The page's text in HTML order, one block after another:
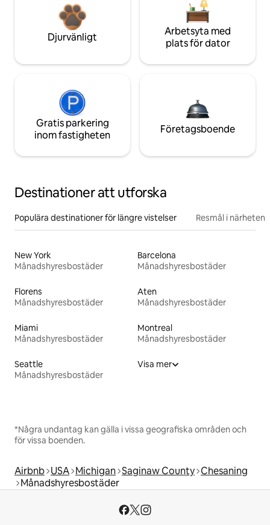
Djurvänligt
Arbetsyta med
plats för dator
Gratis parkering
inom fastigheten
Företagsboende
Destinationer att utforska
Populära destinationer för längre vistelser Resmål i närheten
New York
Månadshyresbostäder
Barcelona
Månadshyresbostäder
Florens
Månadshyresbostäder
Aten
Månadshyresbostäder
Miami
Månadshyresbostäder
Montreal
Månadshyresbostäder
Seattle
Månadshyresbostäder
Visa mer
*Några undantag kan gälla i vissa geografiska områden och
för vissa boenden.
Airbnb USA Michigan Saginaw County Chesaning
Månadshyresbostäder